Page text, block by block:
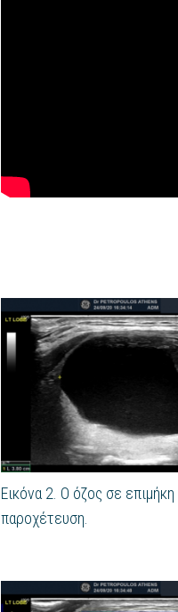
Εικόνα 2. Ο όζος σε
παροχέτευση.